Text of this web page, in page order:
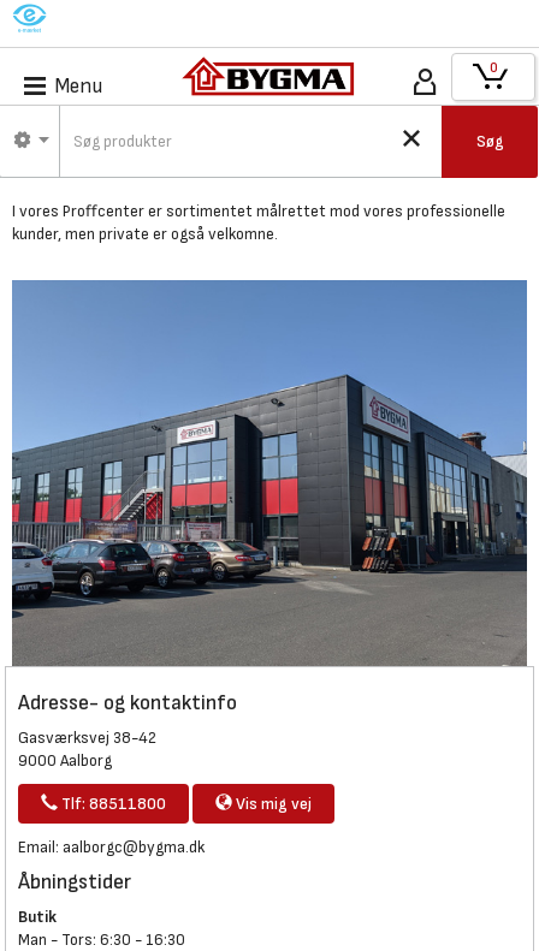
M
Menu
Søg
0
Bygma Aalborg City -
Proffcenter
I vores Proffcenter er sortimentet målrettet mod vores professionelle
kunder,men private er også velkomne.
Adresse- og kontaktinfo
Gasværksvej 38-42
9000 Aalborg
Tlf: 88511800 Vis mig vej
Email: aalborgc@bygma.dk
Åbningstider
Butik
Man - Tors: 6:30 - 16:30